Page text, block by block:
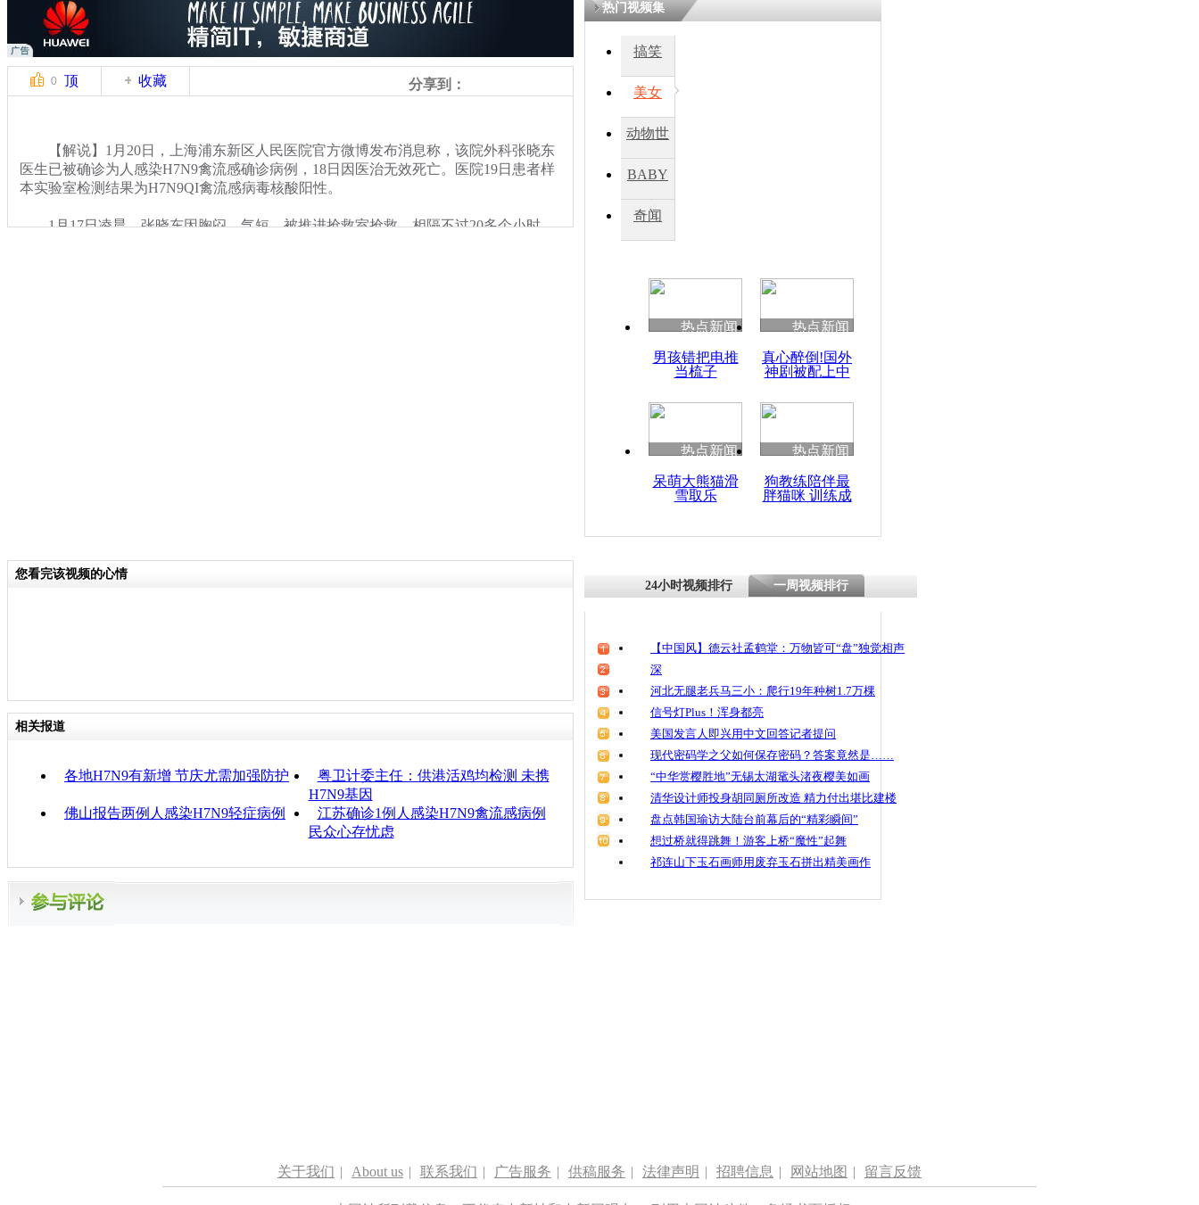
因
度苗族花山节
魂
0 顶 收藏 分享到：
【解说】1月20日，上海浦东新区人民医院官方微博发布消息称，该院外科张晓东
医生已被确诊为人感染H7N9禽流感确诊病例，18日因医治无效死亡。医院19日患者样
本实验室检测结果为H7N9QI禽流感病毒核酸阳性。
1月17日凌晨，张晓东因胸闷、气短，被推进抢救室抢救。相隔不过20多个小时，
热门视频集
搞笑
美女
动物世
BABY
秀
奇闻
热点新闻
男孩错把电推
当梳子
热点新闻
真心醉倒!国外
神剧被配上中
热点新闻
呆萌大熊猫滑
雪取乐
热点新闻
狗教练陪伴最
胖猫咪 训练成
您看完该视频的心情
相关报道
各地H7N9有新增 节庆尤需加强防护
粤卫计委主任：供港活鸡均检测 未携
H7N9基因
佛山报告两例人感染H7N9轻症病例
江苏确诊1例人感染H7N9禽流感病例
民众心存忧虑
24小时视频排行 一周视频排行
【中国风】德云社孟鹤堂：万物皆可“盘”独觉相声
深
河北无腿老兵马三小：爬行19年种树1.7万棵
信号灯Plus！浑身都亮
美国发言人即兴用中文回答记者提问
现代密码学之父如何保存密码？答案竟然是……
“中华赏樱胜地”无锡太湖鼋头渚夜樱美如画
清华设计师投身胡同厕所改造 精力付出堪比建楼
盘点韩国瑜访大陆台前幕后的“精彩瞬间”
想过桥就得跳舞！游客上桥“魔性”起舞
祁连山下玉石画师用废弃玉石拼出精美画作
关于我们 | About us | 联系我们 | 广告服务 | 供稿服务 | 法律声明 | 招聘信息 | 网站地图 | 留言反馈